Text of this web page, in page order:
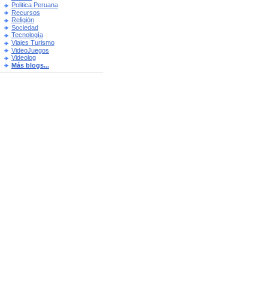
Politica Peruana
Recursos
Religión
Sociedad
Tecnología
Viajes Turismo
VideoJuegos
Videolog
Más blogs...